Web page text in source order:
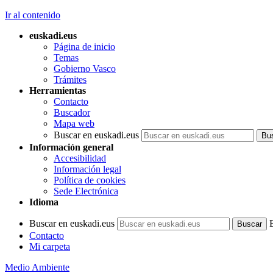
Ir al contenido
euskadi.eus
Página de inicio
Temas
Gobierno Vasco
Trámites
Herramientas
Contacto
Buscador
Mapa web
Buscar en euskadi.eus
Información general
Accesibilidad
Información legal
Política de cookies
Sede Electrónica
Idioma
Buscar en euskadi.eus
Contacto
Mi carpeta
Medio Ambiente